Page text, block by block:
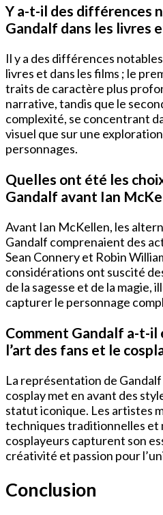
Y a-t-il des différences
Gandalf dans les livres
Il y a des différences
livres et dans les films ; le
traits de caractère plus
narrative, tandis que le
complexité, se concentrant
visuel que sur une
personnages.
Quelles ont été les
Gandalf avant Ian
Avant Ian McKellen, les
Gandalf comprenaient des
Sean Connery et Robin
considérations ont suscité
de la sagesse et de la magie,
capturer le personnage
Comment Gandalf a-t-
l’art des fans et le
La représentation de Gandalf
cosplay met en avant des
statut iconique. Les artistes
techniques traditionnelles et
cosplayeurs capturent son
créativité et passion pour
Conclusion